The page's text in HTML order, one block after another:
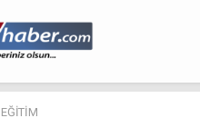
EĞİTİM